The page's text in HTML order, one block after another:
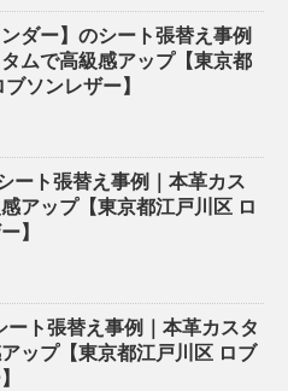
ンダー】のシート張替え事例
タムで高級感アップ【東京都
ソンレザー】
ート張替え事例｜本革カス
アップ【東京都江戸川区 ロ
】
ート張替え事例｜本革カスタ
ップ【東京都江戸川区 ロブ